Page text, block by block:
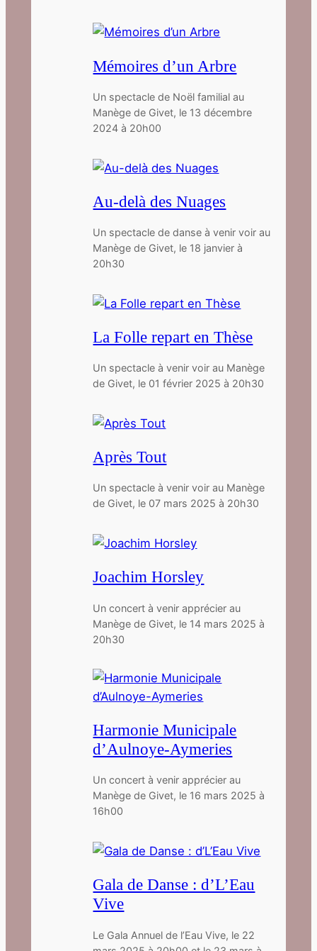
Mémoires d’un Arbre
Un spectacle de Noël familial au
Manège de Givet, le 13 décembre
2024 à 20h00
Au-delà des Nuages
Un spectacle de danse à venir voir au
Manège de Givet, le 18 janvier à
20h30
La Folle repart en Thèse
Un spectacle à venir voir au Manège
de Givet, le 01 février 2025 à 20h30
Après Tout
Un spectacle à venir voir au Manège
de Givet, le 07 mars 2025 à 20h30
Joachim Horsley
Un concert à venir apprécier au
Manège de Givet, le 14 mars 2025 à
20h30
Harmonie Municipale
d’Aulnoye-Aymeries
Un concert à venir apprécier au
Manège de Givet, le 16 mars 2025 à
16h00
Gala de Danse : d’L’Eau
Vive
Le Gala Annuel de l’Eau Vive, le 22